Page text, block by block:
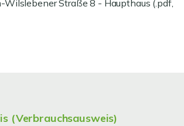
Wilslebener Straße 8 - Haupthaus (.pdf,
(Verbrauchsausweis)